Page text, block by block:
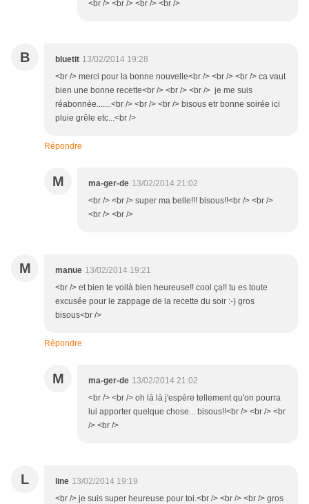
<br /> <br /> <br /> <br />
B bluetit 13/02/2014 19:28
<br /> merci pour la bonne nouvelle<br /> <br /> <br /> ca vaut
bien une bonne recette<br /> <br /> <br /> je me suis
réabonnée.......<br /> <br /> <br /> bisous etr bonne soirée ici
pluie grêle etc...<br />
Répondre
M ma-ger-de 13/02/2014 21:02
<br /> <br /> super ma belle!!! bisous!!<br /> <br />
<br /> <br />
M manue 13/02/2014 19:21
<br /> et bien te voilà bien heureuse!! cool ça!! tu es toute
excusée pour le zappage de la recette du soir :-) gros
bisous<br />
Répondre
M ma-ger-de 13/02/2014 21:02
<br /> <br /> oh là là j'espère tellement qu'on pourra
lui apporter quelque chose... bisous!!<br /> <br /> <br
/> <br />
L line 13/02/2014 19:19
<br /> je suis super heureuse pour toi.<br /> <br /> <br /> gros